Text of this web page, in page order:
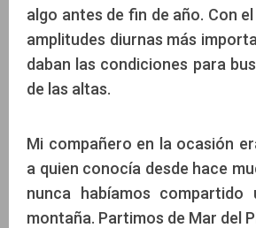
algo antes de fin de año. Con
amplitudes diurnas más
daban las condiciones para
de las altas.
Mi compañero en la ocasión
a quien conocía desde hace
nunca habíamos compartido
montaña. Partimos de Mar del